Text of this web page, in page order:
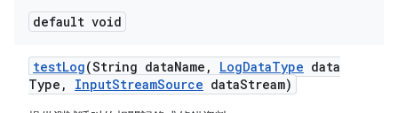
default void
testLog(String dataName , LogDataType data
Type , InputStreamSource dataStream)